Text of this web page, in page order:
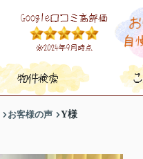
お客様の声 Y様